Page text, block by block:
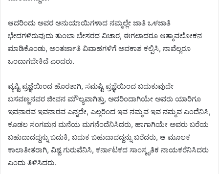
ಆದರಿಂದು ಅವರ ಅನುಯಾಯಿಗಳಾದ ನಮ್ಮಲ್ಲೇ ಜಾತಿ ಒಳಜಾತಿ
ಭೇದಗಳಿರುವುದು ತುಂಬಾ ಬೇಸರದ ವಿಚಾರ, ಈಗಲಾದರೂ ಆತ್ಮಾವಲೋಕನ
ಮಾಡಿಕೊಂಡು, ಅಂತರ್ಜಾತಿ ವಿವಾಹಗಳಿಗೆ ಅವಕಾಶ ಕಲ್ಪಿಸಿ, ನಾವೆಲ್ಲರೂ
ಒಂದಾಗಬೇಕಿದೆ ಎಂದರು.
ವ್ಯಷ್ಟಿ ಪ್ರಜ್ಞೆಯಿಂದ ಹೊರತಾಗಿ, ಸಮಷ್ಟಿ ಪ್ರಜ್ಞೆಯಿಂದ ಬದುಕುವುದೇ
ಬಸವಣ್ಣನವರ ಜೀವನ ಮೌಲ್ಯವಾಗಿತ್ತು, ಅದರಿಂದಾಗಿಯೇ ಅವರು ಯಾರಿಗೂ
ಇವನಾರವ ಇವನಾರವ ಎನ್ನದೇ, ಎಲ್ಲರಿಂದ ಇವ ನಮ್ಮವ ಇವ ನಮ್ಮವ ಎಂದೆನಿಸಿ,
ಕೂಡಲ ಸಂಗಮನ ಮನೆಯ ಮಗನೆಂದೆನಿಸಿದರು, ಹಾಗಾಗಿಯೇ ಅವರು ಬರೆಯ
ಬಹುದಾದದ್ದನ್ನು ಬದುಕಿ, ಬದುಕ ಬಹುದಾದದ್ದನ್ನು ಬರೆದರು, ಆ ಮೂಲಕ
ಕಾಲಾತೀತರಾಗಿ, ವಿಶ್ವ ಗುರುವೆನಿಸಿ, ಕರ್ನಾಟಕದ ಸಾಂಸ್ಕೃತಿಕ ನಾಯಕರೆನಿಸಿದರು
ಎಂದು ತಿಳಿಸಿದರು.